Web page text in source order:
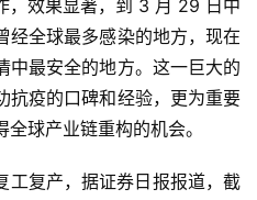
，效果显著，到 3 月 29 日中
经全球最多感染的地方，现在
中最安全的地方。这一巨大的
抗疫的口碑和经验，更为重要
球产业链重构的机会。
工复产，据证券日报报道，截